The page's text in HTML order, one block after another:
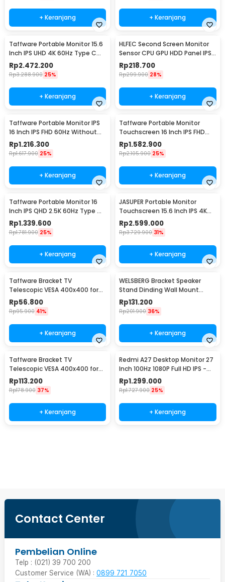
+ Keranjang + Keranjang
Taffware Portable Monitor 15.6
Inch IPS UHD 4K 60Hz Type C
Mini HDMI - SJD1505
Rp2.472.200
Rp3.288.900 25%
+ Keranjang
HLFEC Second Screen Monitor
Sensor CPU GPU HDD Panel IPS
3.5 Inch - HL-3
Rp218.700
Rp299.900 28%
+ Keranjang
Taffware Portable Monitor IPS
16 Inch IPS FHD 60Hz Without
Touchscreen - 1600XTS
Rp1.216.300
Rp1.617.900 25%
+ Keranjang
Taffware Portable Monitor
Touchscreen 16 Inch IPS FHD
60Hz Type C - 1600XTS
Rp1.582.900
Rp2.105.900 25%
+ Keranjang
Taffware Portable Monitor 16
Inch IPS QHD 2.5K 60Hz Type C
Mini HDMI - 1600XTS
Rp1.339.600
Rp1.781.900 25%
+ Keranjang
JASUPER Portable Monitor
Touchscreen 15.6 Inch IPS 4K
60Hz Type C - XW-660
Rp2.599.000
Rp3.729.900 31%
+ Keranjang
Taffware Bracket TV
Telescopic VESA 400x400 for
14-55 Inch TV - HDL-117B-2
Rp56.800
Rp95.900 41%
+ Keranjang
WELSBERG Bracket Speaker
Stand Dinding Wall Mount
Telescopic 2 PCS - SPS-501
Rp131.200
Rp201.900 36%
+ Keranjang
Taffware Bracket TV
Telescopic VESA 400x400 for
32-65 Inch TV - P4
Rp113.200
Rp178.900 37%
+ Keranjang
Redmi A27 Desktop Monitor 27
Inch 100Hz 1080P Full HD IPS -
A27
Rp1.299.000
Rp1.727.900 25%
+ Keranjang
Contact Center
Pembelian Online
Telp : (021) 39 700 200
Customer Service (WA) : 0899 721 7050